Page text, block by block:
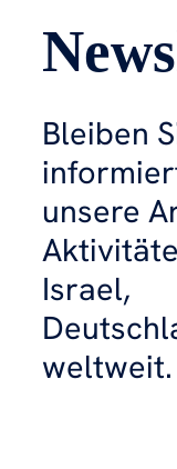
Bleiben
unsere
Israel,
weltweit.